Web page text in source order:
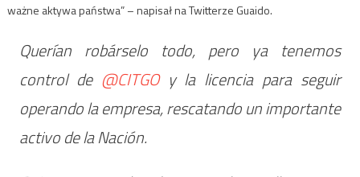
ważne aktywa państwa” – napisał na Twitterze Guaido.
Querían robárselo todo, pero ya tenemos
control de @CITGOy la licencia para seguir
operando la empresa, rescatando un importante
activo de la Nación.